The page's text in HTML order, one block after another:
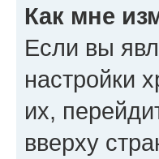
Как мне
Если вы
настройки
их,
вверху